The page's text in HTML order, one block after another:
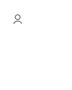
ИСКАТЬ